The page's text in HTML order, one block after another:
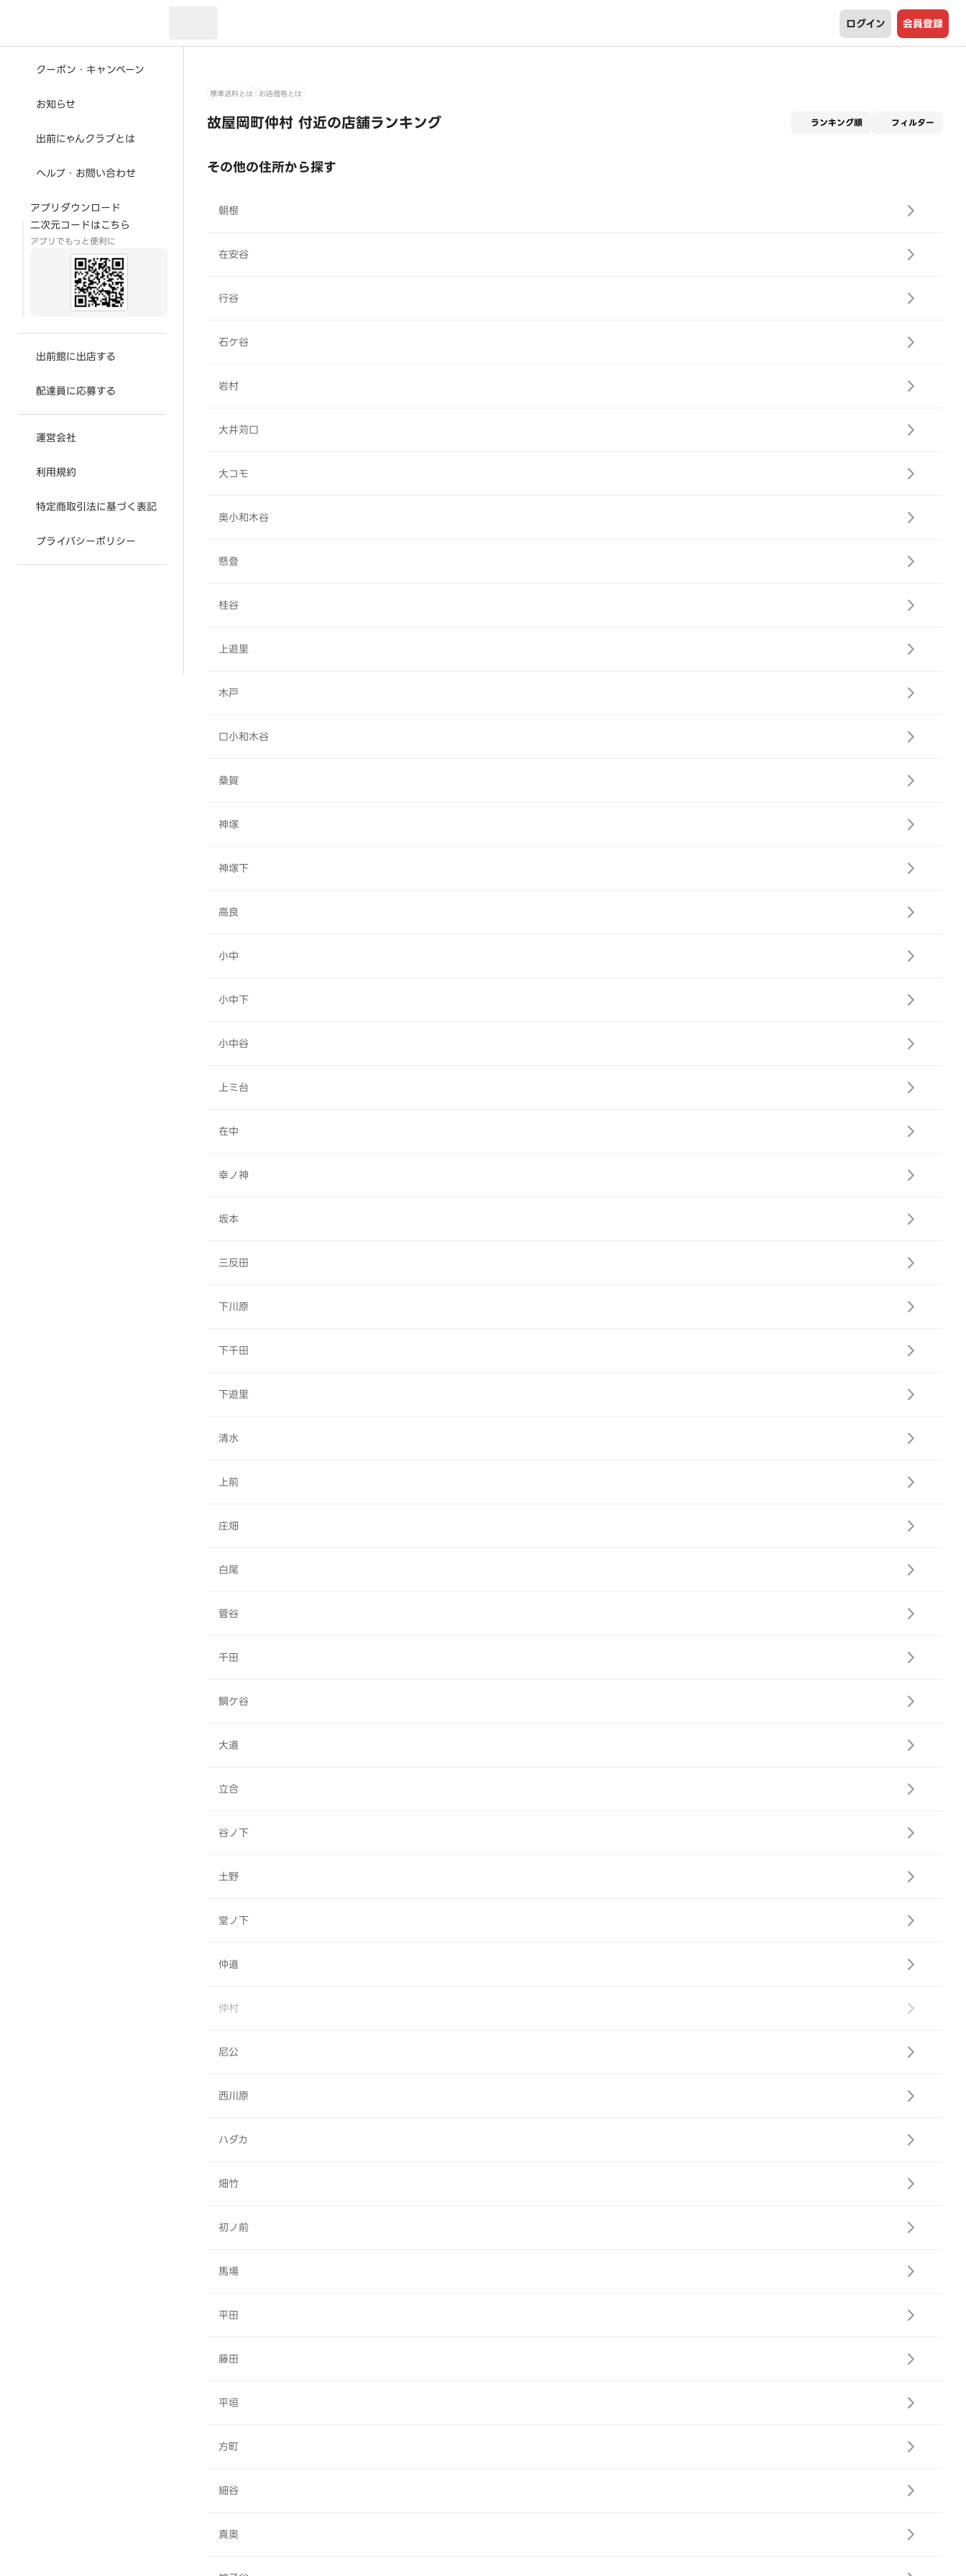
ログイン 会員登録
クーポン・キャンペーン
お知らせ
出前にゃんクラブとは
ヘルプ・お問い合わせ
アプリダウンロード
二次元コードはこちら
アプリでもっと便利に
出前館に出店する
配達員に応募する
運営会社
利用規約
特定商取引法に基づく表記
プライバシーポリシー
標準送料とは お店価格とは
故屋岡町仲村 付近の店舗ランキング ランキング順 フィルター
その他の住所から探す
朝根
在安谷
行谷
石ケ谷
岩村
大井苅口
大コモ
奥小和木谷
懸登
桂谷
上遊里
木戸
口小和木谷
桑賀
神塚
神塚下
高良
小中
小中下
小中谷
上ミ台
在中
幸ノ神
坂本
三反田
下川原
下千田
下遊里
清水
上前
庄畑
白尾
菅谷
千田
鯛ケ谷
大道
立合
谷ノ下
土野
堂ノ下
仲道
仲村
尼公
西川原
ハダカ
畑竹
初ノ前
馬場
平田
藤田
平垣
方町
細谷
真奥